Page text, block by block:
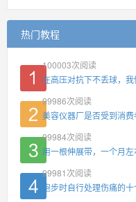
热门教程
100003次阅读
在高压对抗下不丢球，
99986次阅读
美容仪器厂是否受到消费
99984次阅读
用一根伸展带，一个月
99981 次阅读
跑步时自行处理伤痛的